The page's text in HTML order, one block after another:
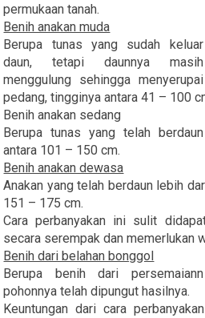
permukaan tanah.
Benih anakan muda
Berupa tunas yang sudah keluar
daun, tetapi daunnya masih
menggulung sehingga menyerupai
pedang, tingginya antara 41 – 100
Benih anakan sedang
Berupa tunas yang telah
antara 101 – 150 cm.
Benih anakan dewasa
Anakan yang telah berdaun lebih
151 – 175 cm.
Cara perbanyakan ini sulit
secara serempak dan memerlukan
Benih dari belahan bonggol
Berupa benih dari
pohonnya telah dipungut hasilnya.
Keuntungan dari cara